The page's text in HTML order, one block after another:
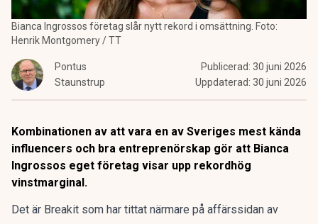
Bianca Ingrossos företag slår nytt rekord i omsättning. Foto:
Henrik Montgomery / TT
Pontus
Staunstrup
Publicerad: 30 juni 2026
Uppdaterad: 30 juni 2026
Kombinationen av att vara en av Sveriges mest kända
influencers och bra entreprenörskap gör att Bianca
Ingrossos eget företag visar upp rekordhög
vinstmarginal.
Det är Breakit som har tittat närmare på affärssidan av